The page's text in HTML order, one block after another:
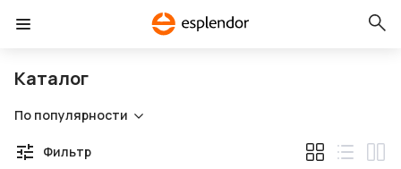
Каталог
По популярности
Фильтр